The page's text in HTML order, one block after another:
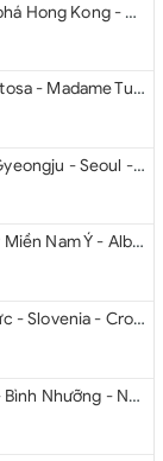
Du Lịch Hong Kong 2026: Khám phá Hong Kong - Dingding Tram - Shopping Tour từ Hà Nội
Du lịch Singapore 2026: Tour Sentosa - Madame Tussauds - Garden By The Bay - Jewel từ Hà Nội
Du lịch Hàn Quốc: Tour Busan - Gyeongju - Seoul - Đảo Nami - Tàu Điện Ven Biển Haeundae - Cầu Kính Oryukdo - Làng Văn Hóa Huinnyeoul từ Hà Nội 2026
Du lịch Miền Nam Ý - Balkan: Tour Miền Nam Ý - Albania - Montenegro - Croatia - Slovenia từ Hà Nội 2026
Du lịch Đông Âu - Balkan: Tour Đức - Slovenia - Croatia - Hungary - Slovakia - Áo - Séc từ Hà Nội 2026
Du lịch Triều Tiên: Tour Bắc Kinh - Bình Nhưỡng - Núi Myohyang - Kaesong - Bàn Môn Điếm - Đan Đông từ Hà Nội 2026